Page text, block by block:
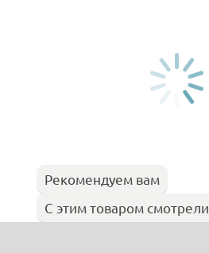
Рекомендуем вам
С этим товаром смотрели